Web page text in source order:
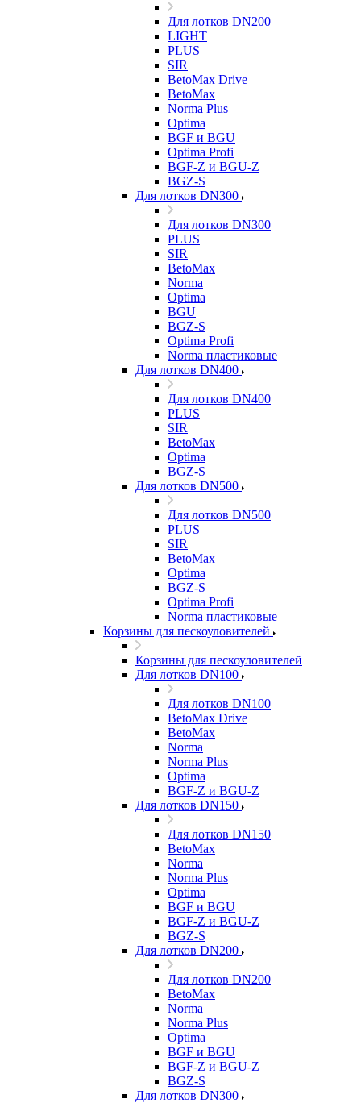
Для лотков DN200
LIGHT
PLUS
SIR
BetoMax Drive
BetoMax
Norma Plus
Optima
BGF и BGU
Optima Profi
BGF-Z и BGU-Z
BGZ-S
Для лотков DN300
Для лотков DN300
PLUS
SIR
BetoMax
Norma
Optima
BGU
BGZ-S
Optima Profi
Norma пластиковые
Для лотков DN400
Для лотков DN400
PLUS
SIR
BetoMax
Optima
BGZ-S
Для лотков DN500
Для лотков DN500
PLUS
SIR
BetoMax
Optima
BGZ-S
Optima Profi
Norma пластиковые
Корзины для пескоуловителей
Корзины для пескоуловителей
Для лотков DN100
Для лотков DN100
BetoMax Drive
BetoMax
Norma
Norma Plus
Optima
BGF-Z и BGU-Z
Для лотков DN150
Для лотков DN150
BetoMax
Norma
Norma Plus
Optima
BGF и BGU
BGF-Z и BGU-Z
BGZ-S
Для лотков DN200
Для лотков DN200
BetoMax
Norma
Norma Plus
Optima
BGF и BGU
BGF-Z и BGU-Z
BGZ-S
Для лотков DN300